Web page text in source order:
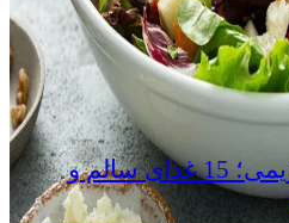
طرز تهیه سالاد های رژیمی؛ 15 غذای سالم و